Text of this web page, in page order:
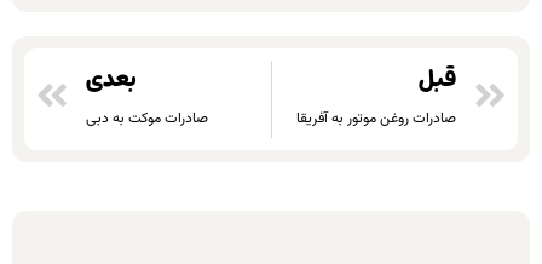
قبل
صادرات روغن موتور به آفریقا
بعدی
صادرات موکت به دبی